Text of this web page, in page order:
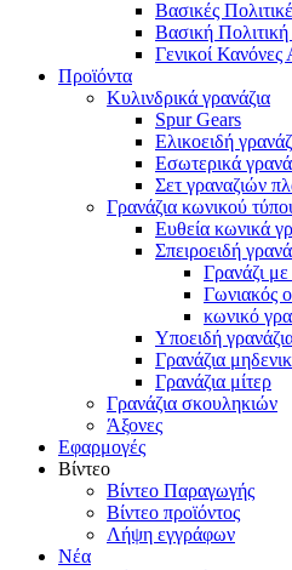
Βασικές
Βασική
Γενικοί
Προϊόντα
Κυλινδρικά γρανάζια
Spur Gears
Ελικοειδή
Εσωτερικά
Σετ γραναζιών
Γρανάζια κωνικού
Ευθεία κωνικά
Σπειροειδή
Γρανάζι
Γωνιακός
κωνικό
Υποειδή
Γρανάζια
Γρανάζια μίτερ
Γρανάζια σκουληκιών
Άξονες
Εφαρμογές
Βίντεο
Βίντεο Παραγωγής
Βίντεο προϊόντος
Λήψη εγγράφων
Νέα